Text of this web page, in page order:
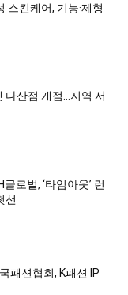
스킨케어, 기능·제형
다산점 개점…지역 서
로벌, ‘타임아웃’ 런
선
패션협회, K패션 IP